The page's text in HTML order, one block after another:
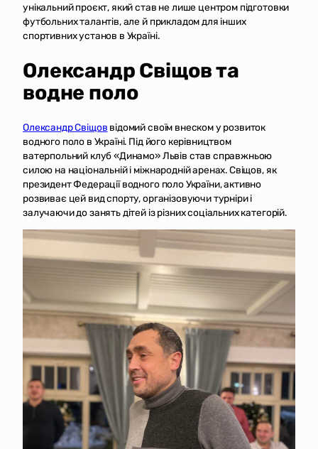
унікальний проєкт, який став не лише центром підготовки
футбольних талантів, але й прикладом для інших
спортивних установ в Україні.
Олександр Свіщов та
водне поло
Олександр Свіщов відомий своїм внеском у розвиток
водного поло в Україні. Під його керівництвом
ватерпольний клуб «Динамо» Львів став справжньою
силою на національній і міжнародній аренах. Свіщов, як
президент Федерації водного поло України, активно
розвиває цей вид спорту, організовуючи турніри і
залучаючи до занять дітей із різних соціальних категорій.